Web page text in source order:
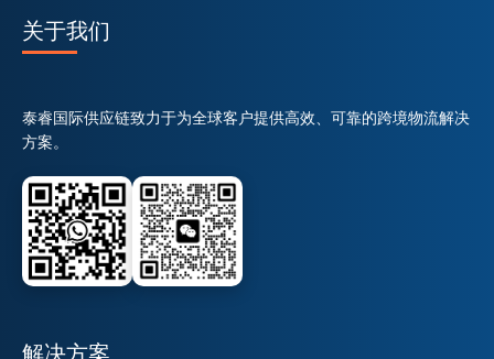
关于我们
泰睿国际供应链致力于为全球客户提供高效、可靠的跨境物流解决
方案。
解决方案